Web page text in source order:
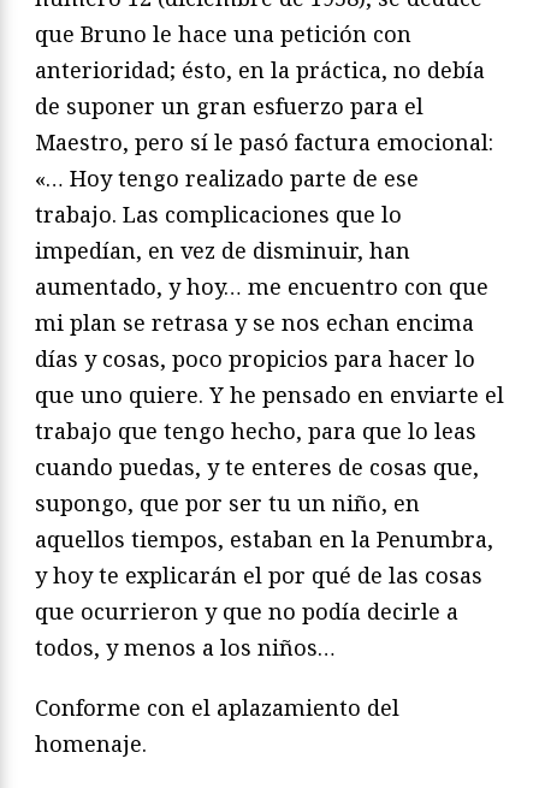
que Bruno le hace una petición con
anterioridad; ésto, en la práctica, no debía
de suponer un gran esfuerzo para el
Maestro, pero sí le pasó factura emocional:
«… Hoy tengo realizado parte de ese
trabajo. Las complicaciones que lo
impedían, en vez de disminuir, han
aumentado, y hoy… me encuentro con que
mi plan se retrasa y se nos echan encima
días y cosas, poco propicios para hacer lo
que uno quiere. Y he pensado en enviarte el
trabajo que tengo hecho, para que lo leas
cuando puedas, y te enteres de cosas que,
supongo, que por ser tu un niño, en
aquellos tiempos, estaban en la Penumbra,
y hoy te explicarán el por qué de las cosas
que ocurrieron y que no podía decirle a
todos, y menos a los niños…
Conforme con el aplazamiento del
homenaje.